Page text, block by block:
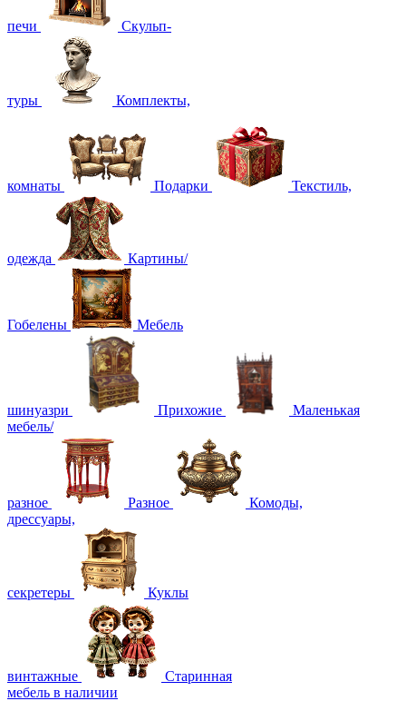
печи Скульп-
туры Комплекты,
комнаты Подарки Текстиль,
одежда Картины/
Гобелены Мебель
шинуазри Прихожие
Маленькая
мебель/
разное Разное
Комоды,
дрессуары,
секретеры Куклы
винтажные
Старинная
мебель в наличии